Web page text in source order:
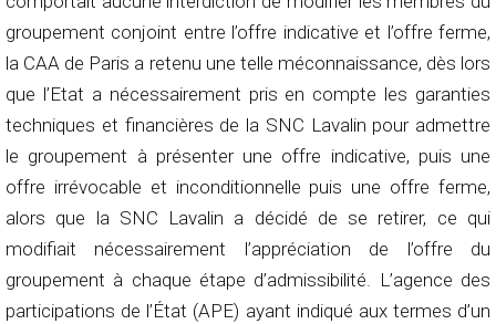
groupement conjoint entre l’offre indicative et l’offre ferme,
la CAA de Paris a retenu une telle méconnaissance, dès lors
que l’Etat a nécessairement pris en compte les garanties
techniques et financières de la SNC Lavalin pour admettre
le groupement à présenter une offre indicative, puis une
offre irrévocable et inconditionnelle puis une offre ferme,
alors que la SNC Lavalin a décidé de se retirer, ce qui
modifiait nécessairement l’appréciation de l’offre du
groupement à chaque étape d’admissibilité. L’agence des
participations de l’État (APE) ayant indiqué aux termes d’un